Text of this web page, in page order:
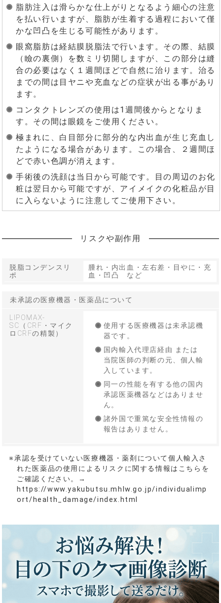
脂肪注入は滑らかな仕上がりとなるよう細心の注意
を払い行いますが、脂肪が生着する過程において僅
かな凹凸を生じる可能性があります。
眼窩脂肪は経結膜脱脂法で行います。その際、結膜
（瞼の裏側）を数ミリ切開しますが、この部分は縫
合の必要はなく１週間ほどで自然に治ります。治る
までの間は目ヤニや充血などの症状が出る事があり
ます。
コンタクトレンズの使用は1週間後からとなりま
す。その間は眼鏡をご使用ください。
極まれに、白目部分に部分的な内出血が生じ充血し
たようになる場合があります。この場合、２週間ほ
どで赤い色調が消えます。
手術後の洗顔は当日から可能です。目の周辺のお化
粧は翌日から可能ですが、アイメイクの化粧品が目
に入らないように注意してご使用下さい。
リスクや副作用
脱脂コンデンスリ
ポ
腫れ・内出血・左右差・目やに・充
血・凹凸 など
未承認の医療機器・医薬品について
LIPOMAX-
SC（CRF・マイク
ロCRFの精製）
使用する医療機器は未承認機
器です。
国内輸入代理店経由 または
当院医師の判断の元、個人輸
入しています。
同一の性能を有する他の国内
承認医薬機器などはありませ
ん。
諸外国で重篤な安全性情報の
報告はありません。
※承認を受けていない医療機器・薬剤について個人輸入さ
れた医薬品の使用によるリスクに関する情報はこちらを
ご確認ください。→
https://www.yakubutsu.mhlw.go.jp/individualimp
ort/health_damage/index.html